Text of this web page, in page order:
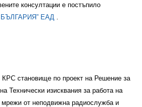
консултации е постъпило
ЕАД
КРС становище по проект на Решение за
Технически изисквания за работа на
от неподвижна радиослужба и